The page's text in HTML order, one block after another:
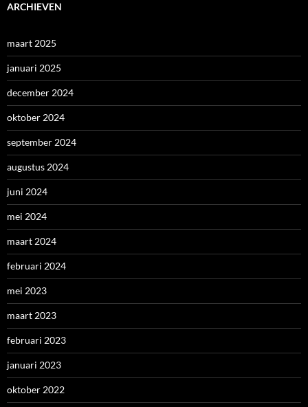
ARCHIEVEN
maart 2025
januari 2025
december 2024
oktober 2024
september 2024
augustus 2024
juni 2024
mei 2024
maart 2024
februari 2024
mei 2023
maart 2023
februari 2023
januari 2023
oktober 2022